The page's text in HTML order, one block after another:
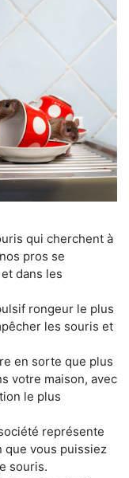
qui cherchent à
pros se
dans les
rongeur le plus
les souris et
en sorte que plus
votre maison, avec
le plus
représente
que vous puissiez
souris.